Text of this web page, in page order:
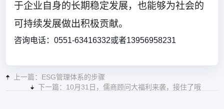
于企业自身的长期稳定发展，也能够为社会的
可持续发展做出积极贡献。
咨询电话：0551-63416332或者13956958231
上一篇：ESG管理体系的步骤
下一篇：10月31日，儒商顾问大福利来袭，接住了哦